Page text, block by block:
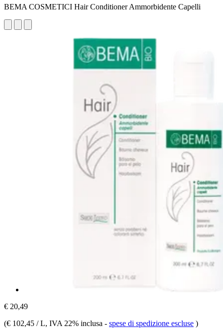
BEMA COSMETICI Hair Conditioner Ammorbidente Capelli
€ 20,49
(€ 102,45 / L, IVA 22% inclusa - spese di spedizione escluse )